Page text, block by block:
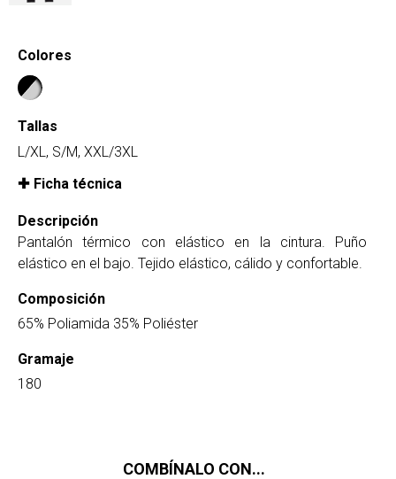
Colores
Tallas
L/XL, S/M, XXL/3XL
Ficha técnica
Descripción
Pantalón térmico con elástico en la cintura. Puño
elástico en el bajo. Tejido elástico, cálido y confortable.
Composición
65% Poliamida 35% Poliéster
Gramaje
180
COMBÍNALO CON...